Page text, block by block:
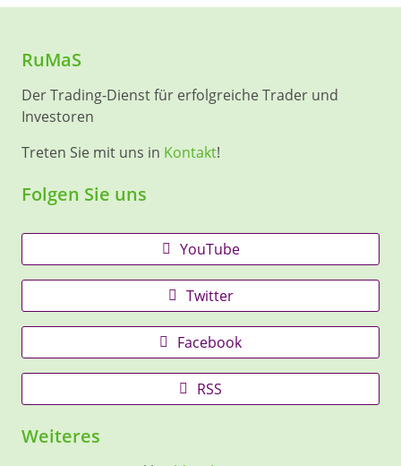
RuMaS
Der Trading-Dienst für erfolgreiche Trader und
Investoren
Treten Sie mit uns in Kontakt!
Folgen Sie uns
YouTube
Twitter
Facebook
RSS
Weiteres